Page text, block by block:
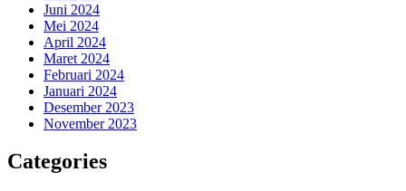
Juni 2024
Mei 2024
April 2024
Maret 2024
Februari 2024
Januari 2024
Desember 2023
November 2023
Categories